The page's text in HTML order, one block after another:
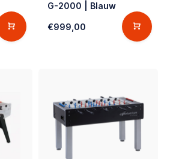
G-2000 | Blauw
€999,00